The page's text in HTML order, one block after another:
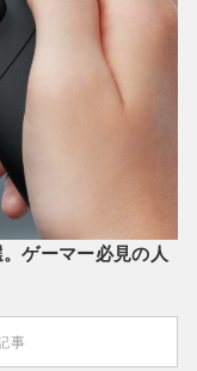
ゲーマー必見の人
事